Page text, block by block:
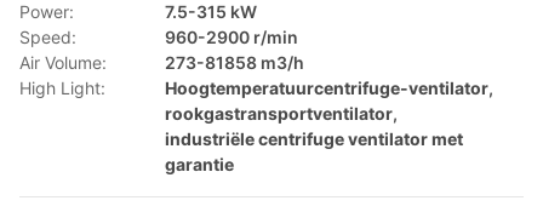
Power:
7.5-315 kW
Speed:
960-2900 r/min
Air Volume:
273-81858 m3/h
High Light:
Hoogtemperatuurcentrifuge-ventilator,
rookgastransportventilator,
industriële centrifuge ventilator met
garantie